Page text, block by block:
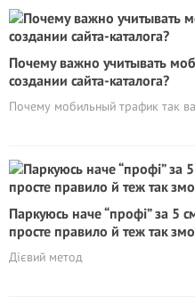
Почему важно учитывать
создании сайта-каталога?
Почему мобильный трафик так
Паркуюсь наче “профі” за 5
просте правило й теж так
Дієвий метод